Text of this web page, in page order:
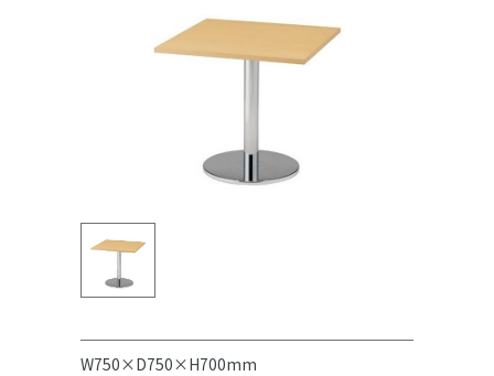
W750×D750×H700mm